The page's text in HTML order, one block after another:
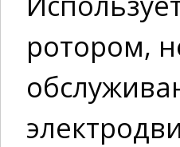
ротором,